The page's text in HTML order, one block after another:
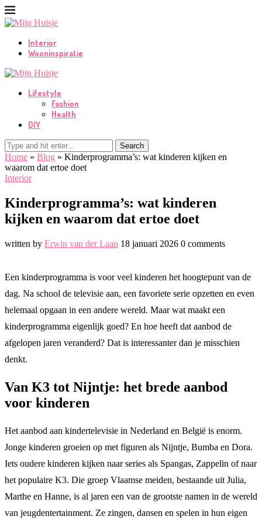
Interior
Wooninspiratie
Lifestyle
Fashion
Health
DIY
Search
Home » Blog » Kinderprogramma’s: wat kinderen kijken en
waarom dat ertoe doet
Interior
Kinderprogramma’s: wat kinderen
kijken en waarom dat ertoe doet
written by Erwin van der Laan 18 januari 2026 0 comments
Een kinderprogramma is voor veel kinderen het hoogtepunt van de
dag. Na school de televisie aan, een favoriete serie opzetten en even
helemaal opgaan in een andere wereld. Maar wat maakt een
kinderprogramma eigenlijk goed? En hoe heeft dat aanbod de
afgelopen jaren veranderd? Dat is interessanter dan je misschien
denkt.
Van K3 tot Nijntje: het brede aanbod
voor kinderen
Het aanbod aan kindertelevisie in Nederland en België is enorm.
Jonge kinderen groeien op met figuren als Nijntje, Bumba en Dora.
Iets oudere kinderen kijken naar series als Spangas, Zappelin of naar
het populaire K3. Die groep Vlaamse meiden, bestaande uit Julia,
Marthe en Hanne, is al jaren een van de grootste namen in de wereld
van jeugdentertainment. Ze zingen, dansen en spelen in hun eigen